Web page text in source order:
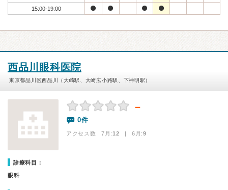
15:00-19:00
西品川眼科医院
東京都品川区西品川（大崎駅、大崎広小路駅、下神明駅）
－
0件
アクセス数 7月:12 | 6月:9
診療科目：
眼科